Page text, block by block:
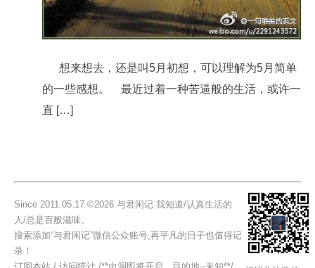
想来想去，还是叫5月初想，可以理解为5月简单
的一些感想。 最近过着一种苦逼般的生活，或许一
直 […]
Since 2011.05.17 ©2026 与君闲记 我知道/认真生活的
人/总是百般滋味。
搜索添加“与君闲记”微信公众账号,再平凡的日子也值得记
录！